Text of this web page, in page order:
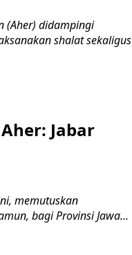
(Aher) didampingi
shalat sekaligus
Jabar
memutuskan
bagi Provinsi Jawa...